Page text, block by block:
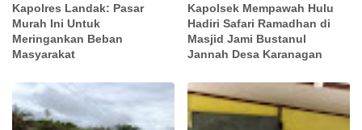
Kapolres Landak: Pasar
Murah Ini Untuk
Meringankan Beban
Masyarakat
Kapolsek Mempawah Hulu
Hadiri Safari Ramadhan di
Masjid Jami Bustanul
Jannah Desa Karanagan